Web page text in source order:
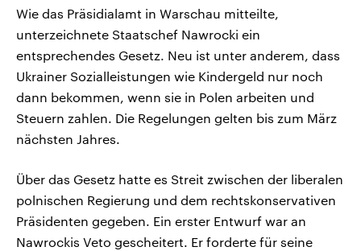
Wie das Präsidialamt in Warschau mitteilte,
unterzeichnete Staatschef Nawrocki ein
entsprechendes Gesetz. Neu ist unter anderem, dass
Ukrainer Sozialleistungen wie Kindergeld nur noch
dann bekommen, wenn sie in Polen arbeiten und
Steuern zahlen. Die Regelungen gelten bis zum März
nächsten Jahres.
Über das Gesetz hatte es Streit zwischen der liberalen
polnischen Regierung und dem rechtskonservativen
Präsidenten gegeben. Ein erster Entwurf war an
Nawrockis Veto gescheitert. Er forderte für seine